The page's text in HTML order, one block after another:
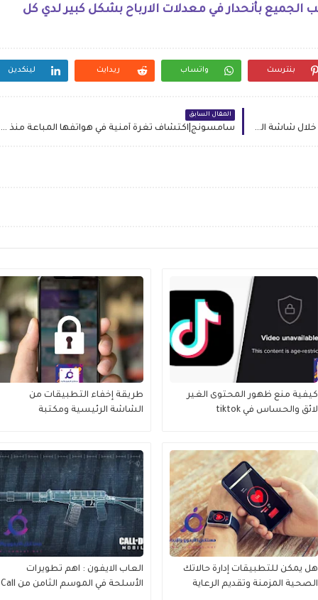
بأنحدار في معدلات الارباح بشكل كبير لدي كل
بنترست واتساب ريدايت لينكدين
كيفية تفعيل ميزة تسجيل الملاحظات من خلال شاشة القفل في الايفون
المقال السابق
سامسونج|اكتشاف ثغرة أمنية في هواتفها المباعة منذ عام 2014
كيفية منع ظهور المحتوى الغير
لائق والحساس في tiktok
طريقة إخفاء التطبيقات من
الشاشة الرئيسية ومكتبة
هل يمكن للتطبيقات إدارة حالاتك
الصحية المزمنة وتقديم الرعاية
العاب الايفون : اهم تطويرات
الأسلحة في الموسم الثامن من Call